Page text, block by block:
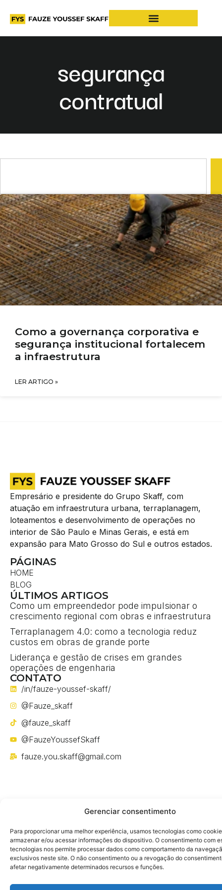
Gerenciar consentimento
Para proporcionar uma melhor experiência, usamos tecnologias como
armazenar e/ou acessar informações do dispositivo. O consentimento com
tecnologias nos permite processar dados como comportamento da
exclusivos neste site. O não consentimento ou a revogação do
afetar negativamente determinados recursos e funções.
segurança
contratual
Como a governança corporativa e
segurança institucional fortalecem
a infraestrutura
LER ARTIGO »
Empresário e presidente do Grupo Skaff, com
atuação em infraestrutura urbana, terraplanagem,
loteamentos e desenvolvimento de operações no
interior de São Paulo e Minas Gerais, e está em
expansão para Mato Grosso do Sul e outros estados.
PÁGINAS
HOME
BLOG
ÚLTIMOS ARTIGOS
Como um empreendedor pode impulsionar o
crescimento regional com obras e infraestrutura
Terraplanagem 4.0: como a tecnologia reduz
custos em obras de grande porte
Liderança e gestão de crises em grandes
operações de engenharia
CONTATO
/in/fauze-youssef-skaff/
@Fauze_skaff
@fauze_skaff
@FauzeYoussefSkaff
fauze.you.skaff@gmail.com